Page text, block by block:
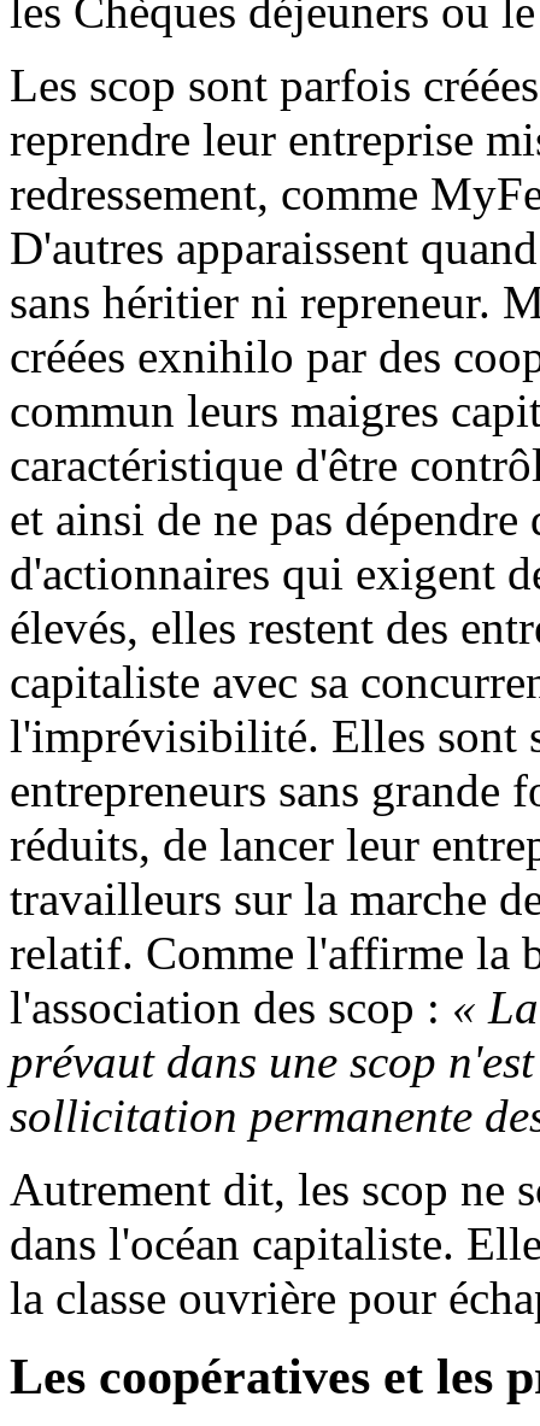
les Chèques déjeuners ou
Les scop sont parfois
reprendre leur entreprise
redressement, comme
D'autres apparaissent
sans héritier ni repreneur.
créées exnihilo par des
commun leurs maigres
caractéristique d'être
et ainsi de ne pas
d'actionnaires qui exigent
élevés, elles restent des
capitaliste avec sa
l'imprévisibilité. Elles sont
entrepreneurs sans grande
réduits, de lancer leur
travailleurs sur la marche
relatif. Comme l'affirme la
l'association des scop : «
prévaut dans une scop
sollicitation permanente
Autrement dit, les scop ne
dans l'océan capitaliste.
la classe ouvrière pour
Les coopératives et les